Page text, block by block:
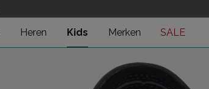
Heren Kids Merken SALE